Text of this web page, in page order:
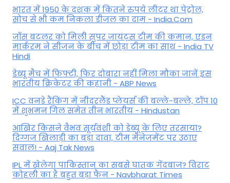
भारत में 1950 के दशक में कितने रुपये लीटर था पेट्रोल,
सोच से भी कम निकला डीजल का दाम - India.Com
जॉस बटलर को मिली सुपर जायंट्स टीम की कमान, एडन
मार्करम ने सीजन के बीच में छोड़ा टीम का साथ - India TV
Hindi
डेब्यू मैच में फिफ्टी, फिर दोबारा नहीं मिला मौका जानें इस
भारतीय क्रिकेटर की कहानी - ABP News
ICC वनडे रैंकिंग में नीदरलैंड प्लेयर्स की बल्ले-बल्ले, टॉप 10
में शुभमन गिल समेत तीन भारतीय - Hindustan
आखिर किसने वैभव सूर्यवंशी को डेब्यू के लिए तरसाया?
दिग्गज खिलाड़ी का बड़ा दावा, टीम मैनेजमेंट पर उठाए
सवाल! - Aaj Tak News
IPL में खेलेगा पाकिस्तान का सबसे घातक गेंदबाज? विराट
कोहली का है बहुत बड़ा फैन - Navbharat Times